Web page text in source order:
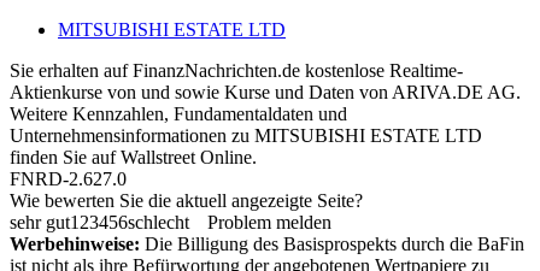
MITSUBISHI ESTATE LTD
Sie erhalten auf FinanzNachrichten.de kostenlose Realtime-
Aktienkurse von und sowie Kurse und Daten von ARIVA.DE AG.
Weitere Kennzahlen, Fundamentaldaten und
Unternehmensinformationen zu MITSUBISHI ESTATE LTD
finden Sie aufWallstreet Online.
FNRD-2.627.0
Wie bewerten Sie die aktuell angezeigte Seite?
sehr gut1 23456schlecht
Problem melden
Werbehinweise: Die Billigung des Basisprospekts durch die BaFin
ist nicht als ihre Befürwortung der angebotenen Wertpapiere zu